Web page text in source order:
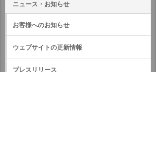
ニュース・お知らせ
お客様へのお知らせ
ウェブサイトの更新情報
プレスリリース